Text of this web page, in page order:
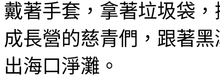
戴著手套，拿著垃圾袋
成長營的慈青們，跟著
出海口淨灘。